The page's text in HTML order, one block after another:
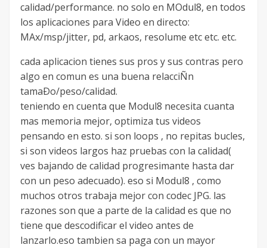
calidad/performance. no solo en MOdul8, en todos
los aplicaciones para Video en directo:
MAx/msp/jitter, pd, arkaos, resolume etc etc. etc.
cada aplicacion tienes sus pros y sus contras pero
algo en comun es una buena relacciÑn
tamaÐo/peso/calidad.
teniendo en cuenta que Modul8 necesita cuanta
mas memoria mejor, optimiza tus videos
pensando en esto. si son loops , no repitas bucles,
si son videos largos haz pruebas con la calidad(
ves bajando de calidad progresimante hasta dar
con un peso adecuado). eso si Modul8 , como
muchos otros trabaja mejor con codec JPG. las
razones son que a parte de la calidad es que no
tiene que descodificar el video antes de
lanzarlo.eso tambien sa paga con un mayor